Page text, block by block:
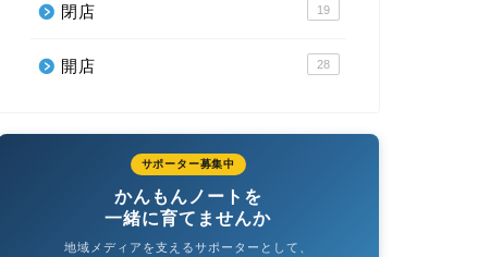
閉店 19
開店 28
サポーター募集中
かんもんノートを
一緒に育てませんか
地域メディアを支えるサポーターとして、